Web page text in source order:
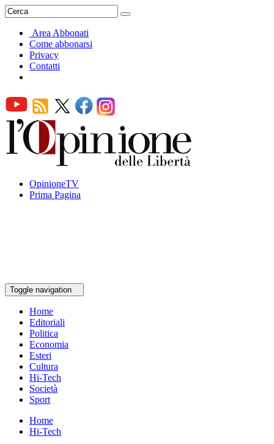
Area Abbonati
Come abbonarsi
Privacy
Contatti
OpinioneTV
Prima Pagina
Toggle navigation
Home
Editoriali
Politica
Economia
Esteri
Cultura
Hi-Tech
Società
Sport
Home
Hi-Tech